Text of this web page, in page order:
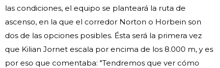
las condiciones, el equipo se planteará la ruta de
ascenso, en la que el corredor Norton o Horbein son
dos de las opciones posibles. Ésta será la primera vez
que Kilian Jornet escala por encima de los 8.000 m, y es
por eso que comentaba: "Tendremos que ver cómo